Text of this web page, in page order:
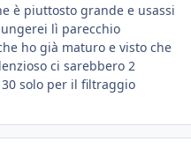
è piuttosto grande e usassi
lì parecchio
ho già maturo e visto che
ci sarebbero 2
solo per il filtraggio